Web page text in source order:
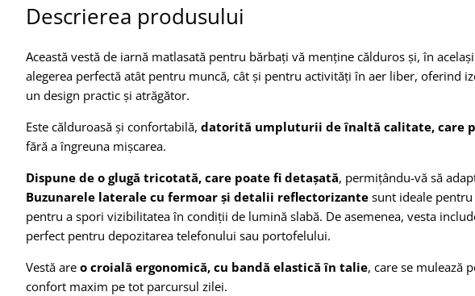
Descrierea produsului
Această vestă de iarnă matlasată pentru bărbați vă menține călduros și, în
alegerea perfectă atât pentru muncă, cât și pentru activități în aer liber, oferind
un design practic și atrăgător.
Este călduroasă și confortabilă, datorită umpluturii de înaltă calitate, care
fără a îngreuna mișcarea.
Dispune de o glugă tricotată, care poate fi detașată, permițându-vă să
Buzunarele laterale cu fermoar și detalii reflectorizante sunt ideale
pentru a spori vizibilitatea în condiții de lumină slabă. De asemenea, vesta
perfect pentru depozitarea telefonului sau portofelului.
Vestă are o croială ergonomică, cu bandă elastică în talie, care se mulează
confort maxim pe tot parcursul zilei.